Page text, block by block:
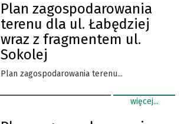
Plan zagospodarowania
terenu dla ul. Łabędziej
wraz z fragmentem ul.
Sokolej
Plan zagospodarowania terenu...
więcej...